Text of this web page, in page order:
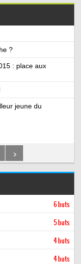
?
: place aux
jeune du
>
6 buts
5 buts
4 buts
4 buts